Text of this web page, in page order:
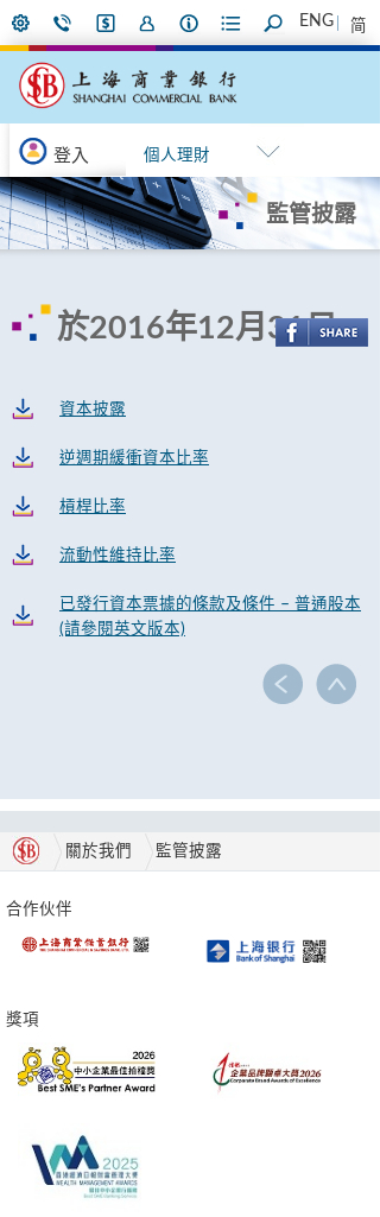
ENG 简
登入 個人理財
監管披露
於2016年12月31日
資本披露
逆週期緩衝資本比率
槓桿比率
流動性維持比率
已發行資本票據的條款及條件 – 普通股本
(請參閱英文版本)
關於我們 監管披露
合作伙伴
獎項